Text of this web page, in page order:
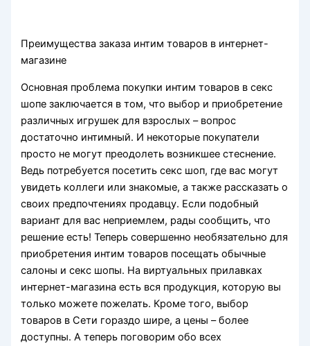
Преимущества заказа интим товаров в интернет-
магазине
Основная проблема покупки интим товаров в секс
шопе заключается в том, что выбор и приобретение
различных игрушек для взрослых – вопрос
достаточно интимный. И некоторые покупатели
просто не могут преодолеть возникшее стеснение.
Ведь потребуется посетить секс шоп, где вас могут
увидеть коллеги или знакомые, а также рассказать о
своих предпочтениях продавцу. Если подобный
вариант для вас неприемлем, рады сообщить, что
решение есть! Теперь совершенно необязательно для
приобретения интим товаров посещать обычные
салоны и секс шопы. На виртуальных прилавках
интернет-магазина есть вся продукция, которую вы
только можете пожелать. Кроме того, выбор
товаров в Сети гораздо шире, а цены – более
доступны. А теперь поговорим обо всех